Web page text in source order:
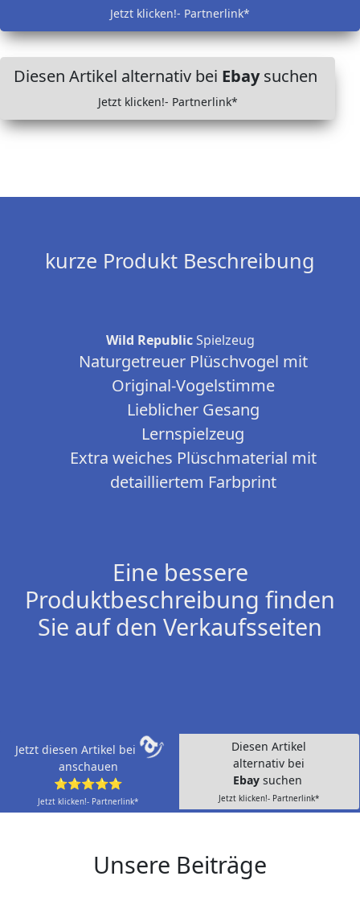
Jetzt klicken!- Partnerlink*
Diesen Artikel alternativ bei Ebaysuchen
Jetzt klicken!- Partnerlink*
kurze Produkt Beschreibung
Wild RepublicSpielzeug
Naturgetreuer Plüschvogel mit
Original-Vogelstimme
Lieblicher Gesang
Lernspielzeug
Extra weiches Plüschmaterial mit
detailliertem Farbprint
Eine bessere
Produktbeschreibung finden
Sie auf den Verkaufsseiten
Jetzt diesen Artikel bei
anschauen
⭐⭐⭐⭐⭐
Jetzt klicken!- Partnerlink*
Diesen Artikel
alternativ bei
Ebay suchen
Jetzt klicken!- Partnerlink*
Unsere Beiträge